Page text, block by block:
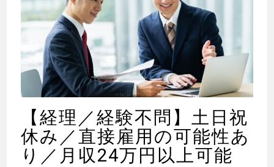
【経理／経験不問】土日祝
休み／直接雇用の可能性あ
り／月収24万円以上可能